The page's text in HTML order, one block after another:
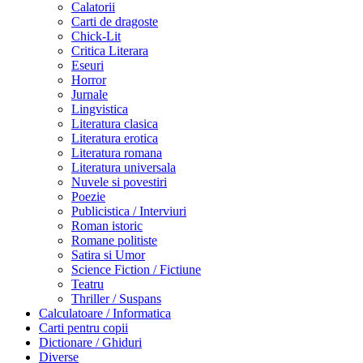
Calatorii
Carti de dragoste
Chick-Lit
Critica Literara
Eseuri
Horror
Jurnale
Lingvistica
Literatura clasica
Literatura erotica
Literatura romana
Literatura universala
Nuvele si povestiri
Poezie
Publicistica / Interviuri
Roman istoric
Romane politiste
Satira si Umor
Science Fiction / Fictiune
Teatru
Thriller / Suspans
Calculatoare / Informatica
Carti pentru copii
Dictionare / Ghiduri
Diverse